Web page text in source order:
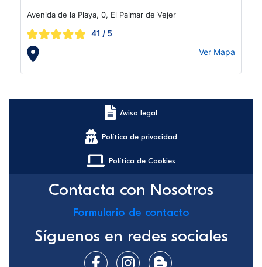
Avenida de la Playa, 0, El Palmar de Vejer
41 / 5
Ver Mapa
Aviso legal
Política de privacidad
Política de Cookies
Contacta con Nosotros
Formulario de contacto
Síguenos en redes sociales